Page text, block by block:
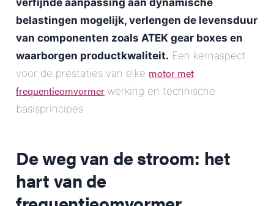
verfijnde aanpassing aan dynamische
belastingen mogelijk, verlengen de levensduur
van componenten zoals ATEK gear boxes en
waarborgen productkwaliteit. Een kernaspect
voor de prestaties van elke motor met
frequentieomvormer.werking en technische
basisprincipes
De weg van de stroom: het
hart van de